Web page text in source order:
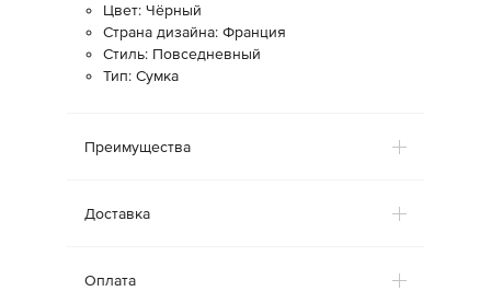
Цвет: Чёрный
Страна дизайна: Франция
Стиль: Повседневный
Тип: Сумка
Преимущества
Доставка
Оплата